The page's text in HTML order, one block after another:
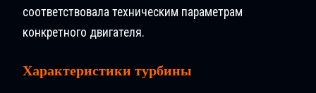
соответствовала техническим параметрам
конкретного двигателя.
Характеристики турбины